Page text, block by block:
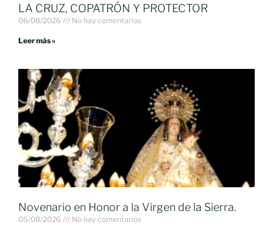
LA CRUZ, COPATRÓN Y PROTECTOR
06/08/2026 No hay comentarios
Leer más »
Novenario en Honor a la Virgen de la Sierra.
05/08/2026 No hay comentarios